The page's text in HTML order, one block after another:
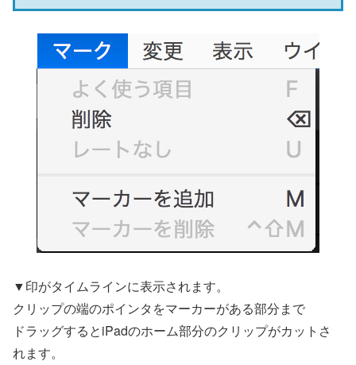
▼印がタイムラインに表示されます。
クリップの端のポインタをマーカーがある部分まで
ドラッグするとiPadのホーム部分のクリップがカットさ
れます。